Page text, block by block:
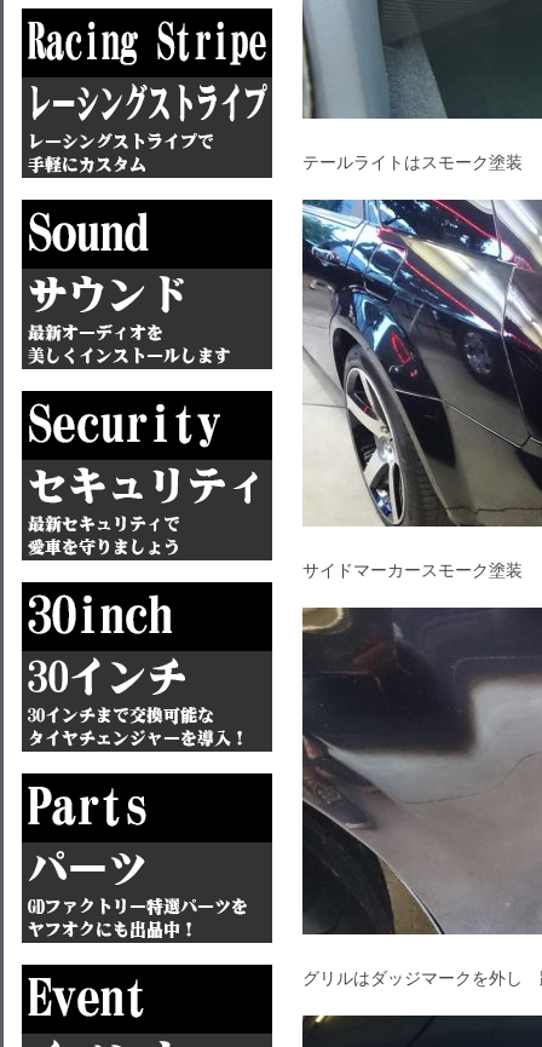
テールライトはスモーク塗装
サイドマーカースモーク塗装
グリルはダッジマークを外し